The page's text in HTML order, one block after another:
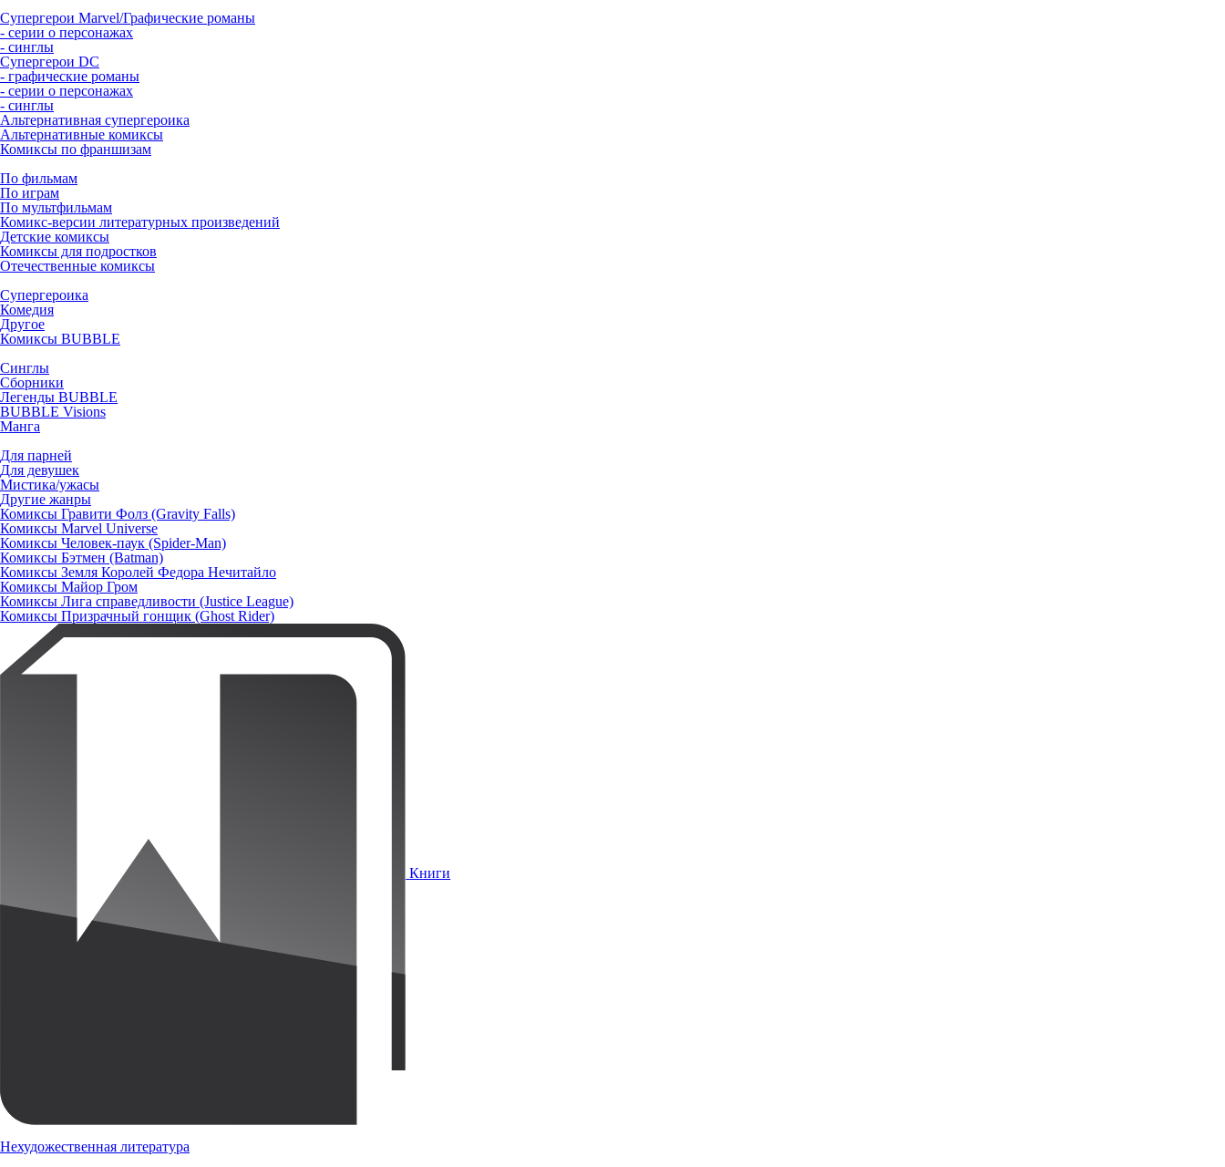
Супергерои Marvel/Графические романы
- серии о персонажах
- синглы
Супергерои DC
- графические романы
- серии о персонажах
- синглы
Альтернативная супергероика
Альтернативные комиксы
Комиксы по франшизам
По фильмам
По играм
По мультфильмам
Комикс-версии литературных произведений
Детские комиксы
Комиксы для подростков
Отечественные комиксы
Супергероика
Комедия
Другое
Комиксы BUBBLE
Синглы
Сборники
Легенды BUBBLE
BUBBLE Visions
Манга
Для парней
Для девушек
Мистика/ужасы
Другие жанры
Комиксы Гравити Фолз (Gravity Falls)
Комиксы Marvel Universe
Комиксы Человек-паук (Spider-Man)
Комиксы Бэтмен (Batman)
Комиксы Земля Королей Федора Нечитайло
Комиксы Майор Гром
Комиксы Лига справедливости (Justice League)
Комиксы Призрачный гонщик (Ghost Rider)
Книги
Нехудожественная литература